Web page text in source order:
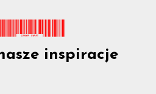
inspiracje